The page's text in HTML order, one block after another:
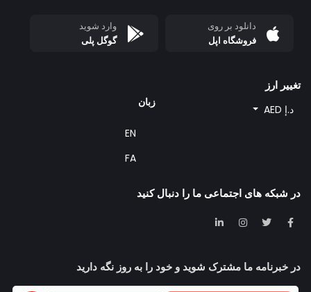
دانلود بر روی
فروشگاه اپل
وارد شوید
گوگل پلی
تغییر ارز
د.إ AED
زبان
EN
FA
در شبکه های اجتماعی ما را دنبال کنید
در خبرنامه ما مشترک شوید و خود را به روز نگه دارید